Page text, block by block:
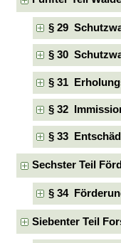
§ 29
§ 30
§ 31
§ 32
§ 33
Sechster Teil
§ 34
Siebenter Teil